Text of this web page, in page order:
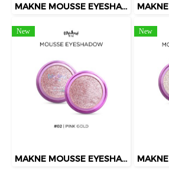
MAKNE MOUSSE EYESHADOW
New
MAKNE MOUSSE EYESHADOW 02 PINK GOLD
New